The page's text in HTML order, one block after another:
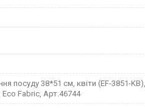
посуду 38*51 см, квіти (EF-3851-KB),
Eco Fabric, Арт.46744